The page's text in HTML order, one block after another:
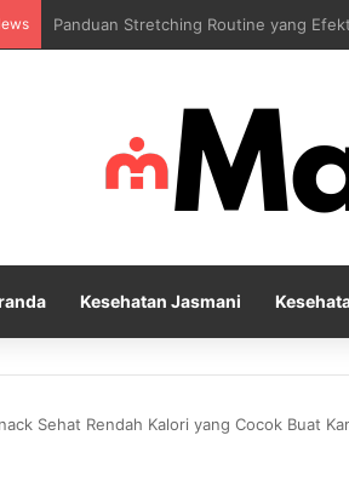
Mengapa Self Reflection Penting
Kesehatan Jasmani
Sehat Rendah Kalori yang Cocok Buat